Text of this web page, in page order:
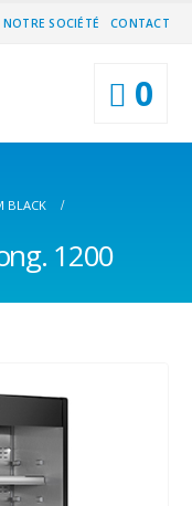
NOTRE SOCIÉTÉ CONTACT
0
BLACK
1200